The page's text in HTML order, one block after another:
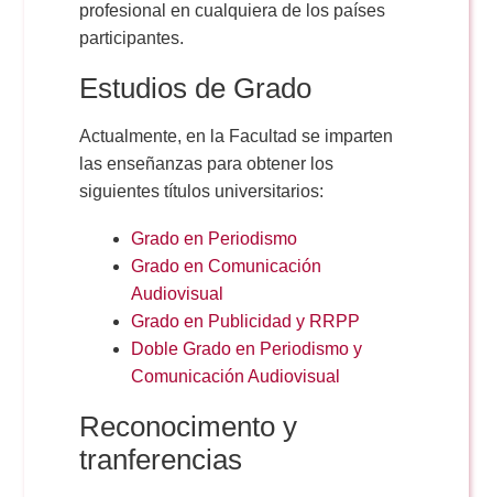
profesional en cualquiera de los países
participantes.
Estudios de Grado
Actualmente, en la Facultad se imparten
las enseñanzas para obtener los
siguientes títulos universitarios:
Grado en Periodismo
Grado en Comunicación
Audiovisual
Grado en Publicidad y RRPP
Doble Grado en Periodismo y
Comunicación Audiovisual
Reconocimento y
tranferencias